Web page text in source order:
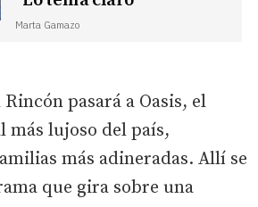
Marta Gamazo
pasará a Oasis, el
más lujoso del país,
más adineradas. Allí se
que gira sobre una